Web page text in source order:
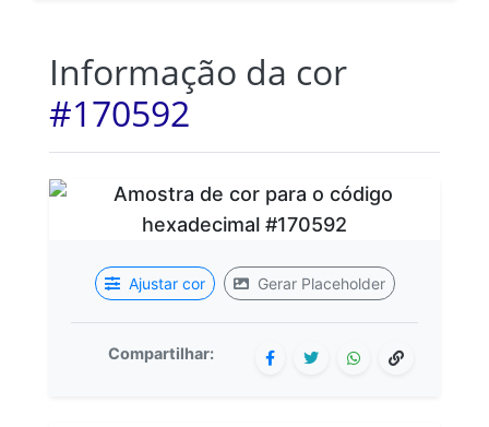
Informação da cor
#170592
Ajustar cor Gerar Placeholder
Compartilhar: